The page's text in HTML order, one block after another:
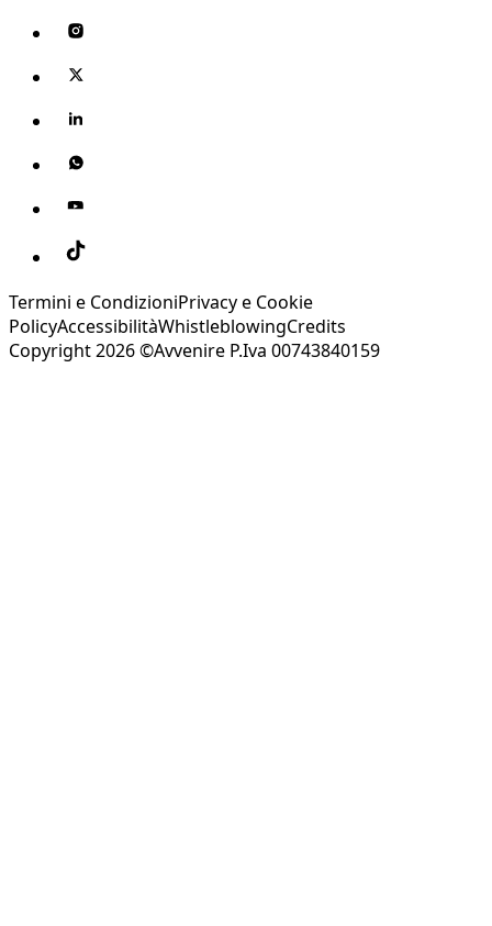
Termini e CondizioniPrivacy e Cookie
PolicyAccessibilitàWhistleblowingCredits
Copyright 2026 ©Avvenire P.Iva 00743840159